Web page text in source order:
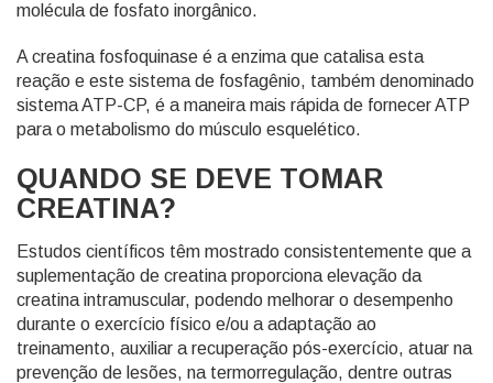
molécula de fosfato inorgânico.
A creatina fosfoquinase é a enzima que catalisa esta
reação e este sistema de fosfagênio, também denominado
sistema ATP-CP, é a maneira mais rápida de fornecer ATP
para o metabolismo do músculo esquelético.
QUANDO SE DEVE TOMAR
CREATINA?
Estudos científicos têm mostrado consistentemente que a
suplementação de creatina proporciona elevação da
creatina intramuscular, podendo melhorar o desempenho
durante o exercício físico e/ou a adaptação ao
treinamento, auxiliar a recuperação pós-exercício, atuar na
prevenção de lesões, na termorregulação, dentre outras